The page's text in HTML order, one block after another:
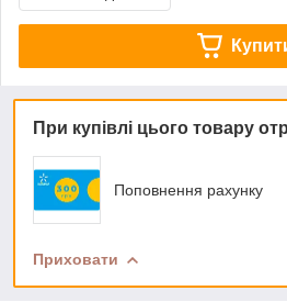
При купівлі цього товару
Поповнення рахунку
Приховати